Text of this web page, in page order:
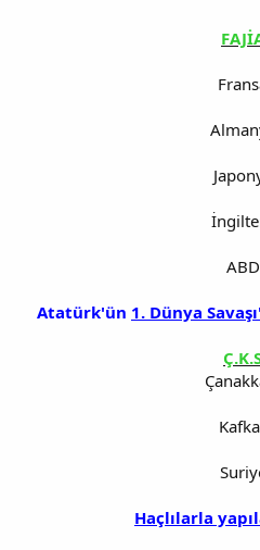
ABD
Atatürk'ün 1. Dünya
Haçlılarla